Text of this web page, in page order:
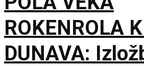
ROKENROLA
DUNAVA: